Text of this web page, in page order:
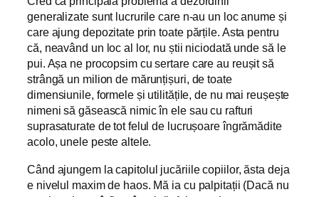
generalizate sunt lucrurile care n-au un loc anume și
care ajung depozitate prin toate părțile. Asta pentru
că, neavând un loc al lor, nu știi niciodată unde să le
pui. Așa ne procopsim cu sertare care au reușit să
strângă un milion de mărunțișuri, de toate
dimensiunile, formele și utilitățile, de nu mai reușește
nimeni să găsească nimic în ele sau cu rafturi
suprasaturate de tot felul de lucrușoare îngrămădite
acolo, unele peste altele.
Când ajungem la capitolul jucăriile copiilor, ăsta deja
e nivelul maxim de haos. Mă ia cu palpitații (Dacă nu